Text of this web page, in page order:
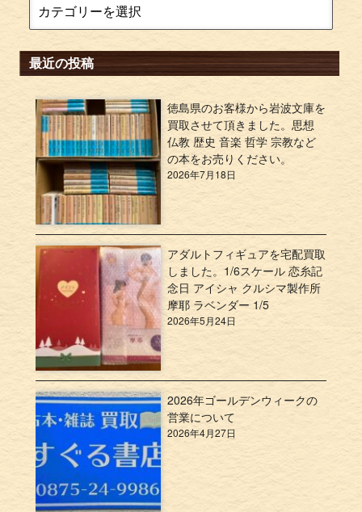
最近の投稿
徳島県のお客様から岩波文庫を
買取させて頂きました。思想
仏教 歴史 音楽 哲学 宗教など
の本をお売りください。
2026年7月18日
アダルトフィギュアを宅配買取
しました。1/6スケール 恋糸記
念日 アイシャ クルシマ製作所
摩耶 ラベンダー 1/5
2026年5月24日
2026年ゴールデンウィークの
営業について
2026年4月27日